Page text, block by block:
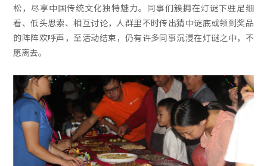
松，尽享中国传统文化独特魅力。同事们簇拥在灯谜下驻足细
看、低头思索、相互讨论，人群里不时传出猜中谜底或领到奖品
的阵阵欢呼声，至活动结束，仍有许多同事沉浸在灯谜之中，不
愿离去。